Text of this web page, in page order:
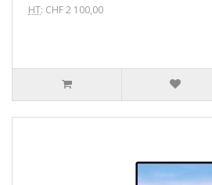
HT: CHF 2 100,00